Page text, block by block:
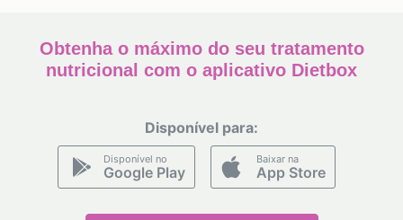
Obtenha o máximo do seu tratamento
nutricional com o aplicativo Dietbox
Disponível para:
Disponível no
Google Play
Baixar na
App Store